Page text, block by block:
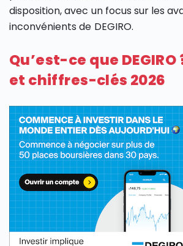
disposition, avec un focus sur les
inconvénients de DEGIRO.
Qu’est-ce que
et chiffres-clés 2026